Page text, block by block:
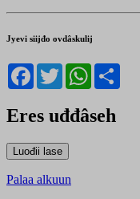
Jyevi siijđo ovdâskulij
Facebook
TwitterWhatsApp
Eres uđđâseh
Palaa alkuun